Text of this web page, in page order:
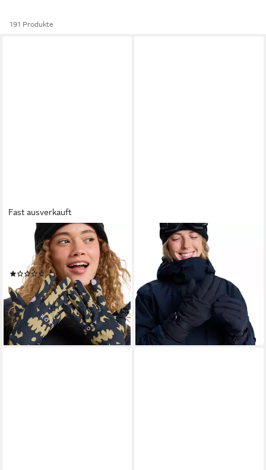
191 Produkte
Fast ausverkauft
Snowboardhandschuhe
Hydrosmart
(1)
19,99 € UVP35,00 €
-43%
lieferbar - in 1-2 Werktagen bei dir
ROXY
Snowboardhandschuhe
GORE-TEX® Fizz
78,99 €
UVP 100,00 €
-21%
lieferbar - in 9-11 Werktagen bei
dir